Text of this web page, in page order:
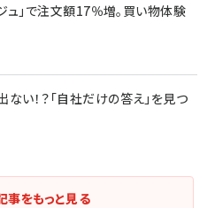
ュ」で注文額17％増。買い物体験
い！？「自社だけの答え」を見つ
事をもっと見る